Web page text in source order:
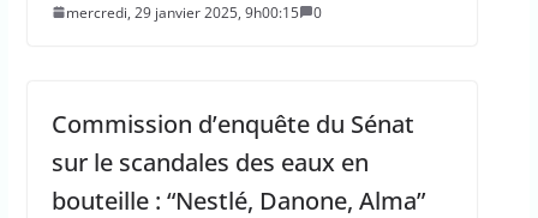
mercredi, 29 janvier 2025, 9h00:15 0
Commission d’enquête du Sénat
sur le scandales des eaux en
bouteille : “Nestlé, Danone, Alma”